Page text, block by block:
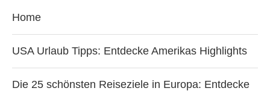
Home
USA Urlaub Tipps: Entdecke Amerikas Highlights
Die 25 schönsten Reiseziele in Europa: Entdecke